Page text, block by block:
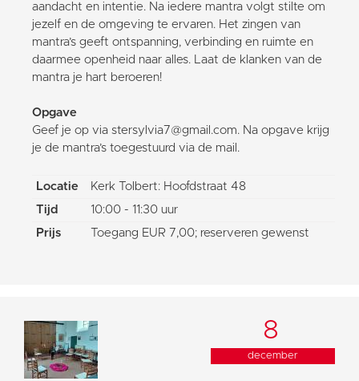
aandacht en intentie. Na iedere mantra volgt stilte om
jezelf en de omgeving te ervaren. Het zingen van
mantra’s geeft ontspanning, verbinding en ruimte en
daarmee openheid naar alles. Laat de klanken van de
mantra je hart beroeren!
Opgave
Geef je op via stersylvia7@gmail.com. Na opgave krijg
je de mantra’s toegestuurd via de mail.
Locatie
Kerk Tolbert: Hoofdstraat 48
Tijd
10:00 - 11:30 uur
Prijs
Toegang EUR 7,00; reserveren gewenst
8
december